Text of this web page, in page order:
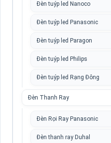
Đèn tuýp led Nanoco
Đèn tuýp led Panasonic
Đèn tuýp led Paragon
Đèn tuýp led Philips
Đèn tuýp led Rạng Đông
Đèn Thanh Ray
Đèn Rọi Ray Panasonic
Đèn thanh ray Duhal